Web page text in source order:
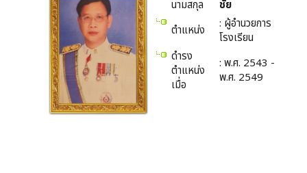
นามสกุล
ชัย
ตำแหน่ง
: ผู้อำนวยการ
โรงเรียน
ดำรง
ตำแหน่ง
เมื่อ
: พ.ศ. 2543 -
พ.ศ. 2549